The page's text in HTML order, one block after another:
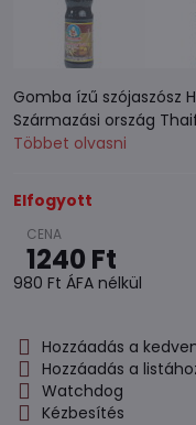
Gomba ízű szójaszósz
Származási ország
Többet olvasni
Elfogyott
1240 Ft
980 Ft ÁFA nélkül
Hozzáadás a
Hozzáadás a
Watchdog
Kézbesítés